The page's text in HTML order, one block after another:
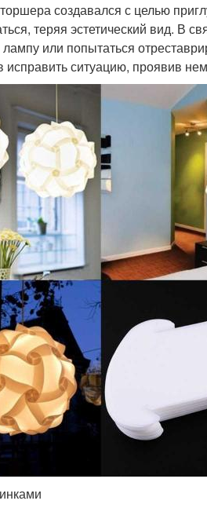
создавался с целью
теряя эстетический вид. В
или попытаться
ситуацию, проявив